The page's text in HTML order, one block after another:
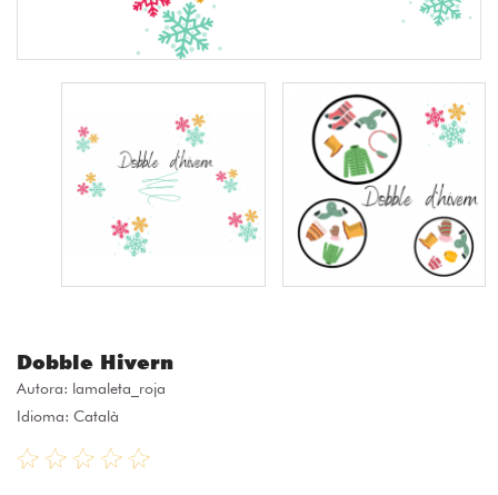
Dobble Hivern
Autora: lamaleta_roja
Idioma: Català